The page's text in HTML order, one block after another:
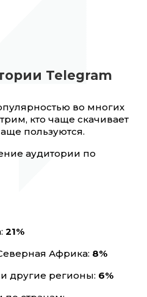
Telegram
во многих
кто чаще скачивает
пользуются.
аудитории по
21%
Африка: 8%
другие регионы: 6%